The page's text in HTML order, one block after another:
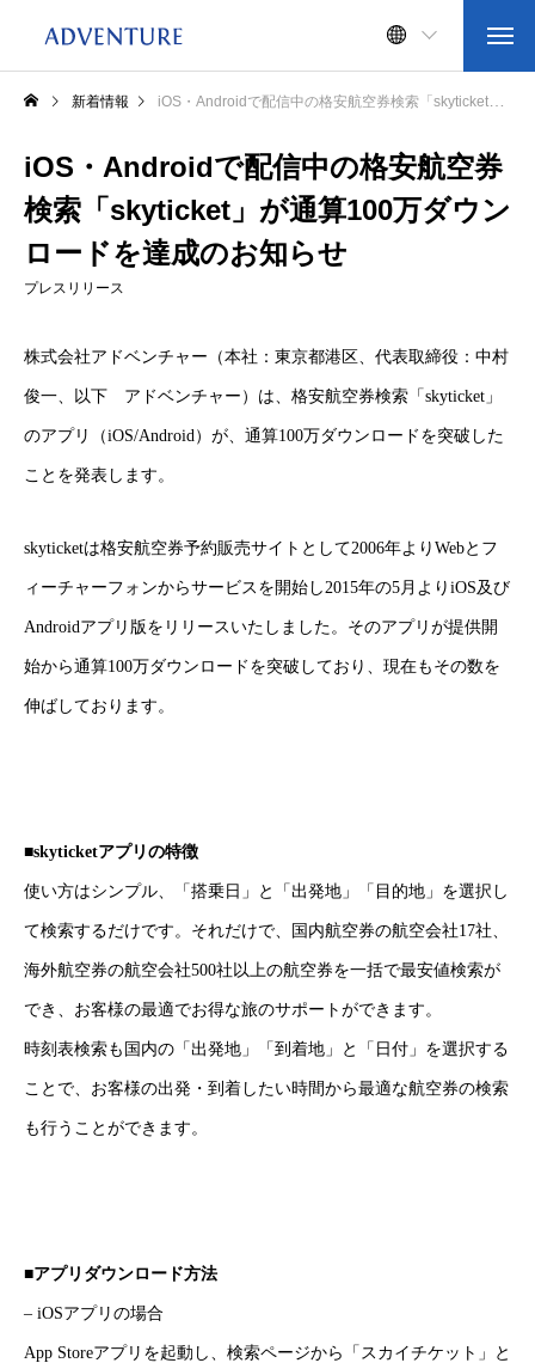
新着情報 iOS・Androidで配信中の格安航空券検索「skyticket」が通算100万ダウンロードを達成のお知らせ
iOS・Androidで配信中の格安航空券
検索「skyticket」が通算100万ダウン
ロードを達成のお知らせ
プレスリリース
株式会社アドベンチャー（本社：東京都港区、代表取締役：中村
俊一、以下 アドベンチャー）は、格安航空券検索「skyticket」
のアプリ（iOS/Android）が、通算100万ダウンロードを突破した
ことを発表します。
skyticketは格安航空券予約販売サイトとして2006年よりWebとフ
ィーチャーフォンからサービスを開始し2015年の5月よりiOS及び
Androidアプリ版をリリースいたしました。そのアプリが提供開
始から通算100万ダウンロードを突破しており、現在もその数を
伸ばしております。
■skyticketアプリの特徴
使い方はシンプル、「搭乗日」と「出発地」「目的地」を選択し
て検索するだけです。それだけで、国内航空券の航空会社17社、
海外航空券の航空会社500社以上の航空券を一括で最安値検索が
でき、お客様の最適でお得な旅のサポートができます。
時刻表検索も国内の「出発地」「到着地」と「日付」を選択する
ことで、お客様の出発・到着したい時間から最適な航空券の検索
も行うことができます。
■アプリダウンロード方法
– iOSアプリの場合
App Storeアプリを起動し、検索ページから「スカイチケット」と